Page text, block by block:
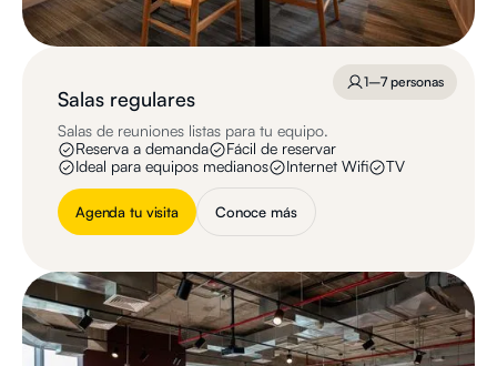
Salas regulares
Salas de reuniones listas para tu equipo.
Reserva a demanda
Fácil de reservar
Ideal para equipos medianos
Internet Wifi TV
Agenda tu visita Conoce más
1–7 personas